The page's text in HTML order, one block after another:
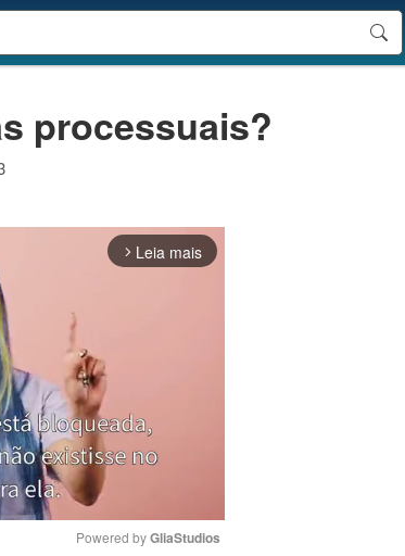
processuais?
arrow_forward_ios Leia mais
Powered by GliaStudios